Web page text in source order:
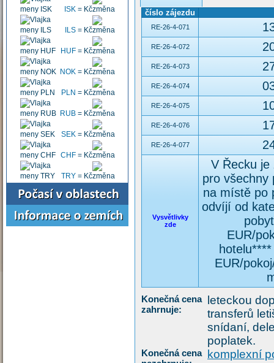
ISK= Kč
ILS= Kč
HUF= Kč
NOK= Kč
PLN = Kč
RUB= Kč
SEK= Kč
CHF= Kč
TRY= Kč
číslo zájezdu
RE-26-4-071
RE-26-4-072
RE-26-4-073
RE-26-4-074
RE-26-4-075
RE-26-4-076
RE-26-4-077
Vysvětlivky
zde
V Řecku je
pro všechny
na místě po
odvíjí od
EUR/
EUR/
Konečná cena
zahrnuje:
leteckou
transferů
snídaní,
poplatek.
Konečná cena komplexní